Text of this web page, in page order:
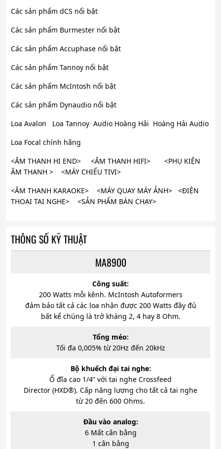
Các sản phẩm dCS nổi bật
Các sản phẩm Burmester nổi bật
Các sản phẩm Accuphase nổi bật
Các sản phẩm Tannoy nổi bật
Các sản phẩm McIntosh nổi bật
Các sản phẩm Dynaudio nổi bật
Loa Avalon Loa Tannoy Audio Hoàng Hải Hoàng Hải Audio
Loa Focal chính hãng
<ÂM THANH HI END> <ÂM THANH HIFI> <PHỤ KIỆN
ÂM THANH > <MÁY CHIẾU TIVI>
<ÂM THANH KARAOKE> <MÁY QUAY MÁY ẢNH> <ĐIỆN
THOẠI TAI NGHE> <SẢN PHẨM BÁN CHẠY>
THÔNG SỐ KỸ THUẬT
MA8900
Công suất:
200 Watts mỗi kênh. McIntosh Autoformers
đảm bảo tất cả các loa nhận được 200 Watts đầy đủ
bất kể chúng là trở kháng 2, 4 hay 8 Ohm.
Tổng méo:
Tối đa 0,005% từ 20Hz đến 20kHz
Bộ khuếch đại tai nghe:
Ổ đĩa cao 1/4” với tai nghe Crossfeed
Director (HXD®). Cấp năng lượng cho tất cả tai nghe
từ 20 đến 600 Ohms.
Đầu vào analog:
6 Mất cân bằng
1 cân bằng